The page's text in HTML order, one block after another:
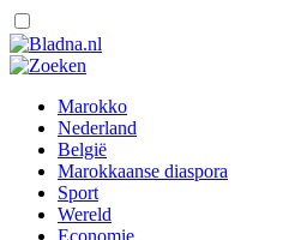
Marokko
Nederland
België
Marokkaanse diaspora
Sport
Wereld
Economie